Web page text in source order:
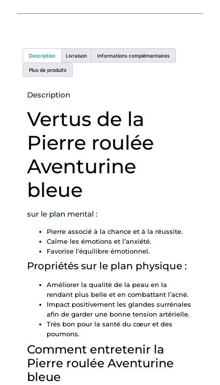
Description Livraison Informations complémentaires
Plus de produits
Description
Vertus de la
Pierre roulée
Aventurine
bleue
sur le plan mental :
Pierre associé à la chance et à la réussite.
Calme les émotions et l’anxiété.
Favorise l’équilibre émotionnel.
Propriétés sur le plan physique :
Améliorer la qualité de la peau en la
rendant plus belle et en combattant l’acné.
Impact positivement les glandes surrénales
afin de garder une bonne tension artérielle.
Très bon pour la santé du cœur et des
poumons.
Comment entretenir la
Pierre roulée Aventurine
bleue